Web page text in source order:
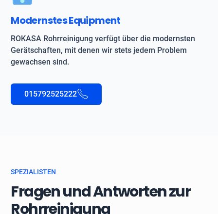
Modernstes Equipment
ROKASA Rohrreinigung verfügt über die modernsten
Gerätschaften, mit denen wir stets jedem Problem
gewachsen sind.
015792525222
SPEZIALISTEN
Fragen und Antworten zur
Rohrreinigung